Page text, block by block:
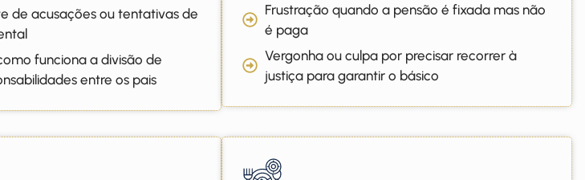
de acusações ou tentativas de
funciona a divisão de
entre os pais
Frustração quando a pensão é fixada mas não
é paga
Vergonha ou culpa por precisar recorrer à
justiça para garantir o básico